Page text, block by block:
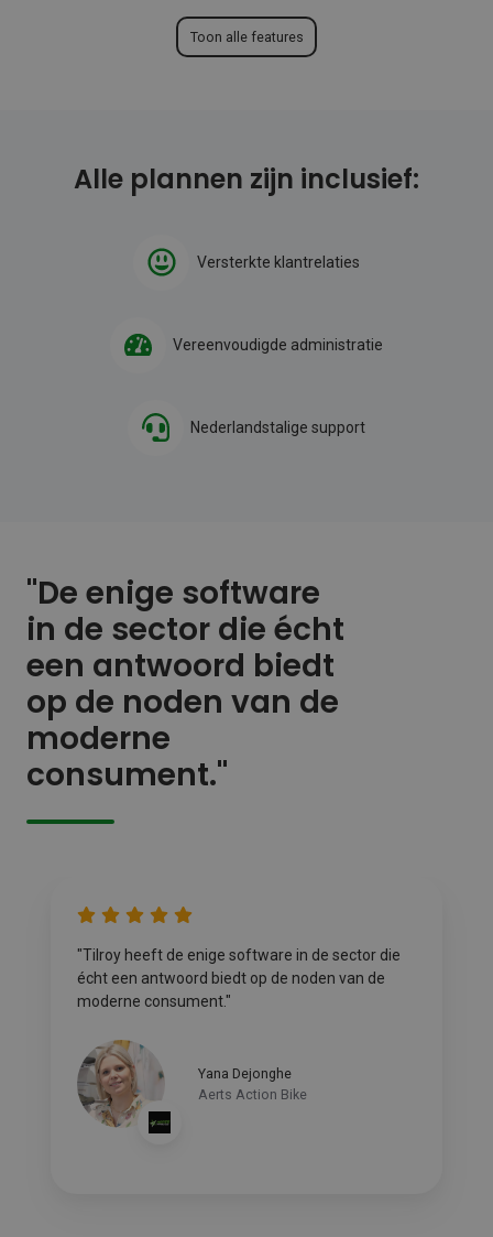
Toon alle features
Alle plannen zijn inclusief:
Versterkte klantrelaties
Vereenvoudigde administratie
Nederlandstalige support
"De enige software
in de sector die écht
een antwoord biedt
op de noden van de
moderne
consument."
"Tilroy heeft de enige software in de sector die
écht een antwoord biedt op de noden van de
moderne consument."
Yana Dejonghe
Aerts Action Bike